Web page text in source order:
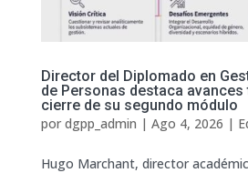
Director del Diplomado en
de Personas destaca
cierre de su segundo módulo
por dgpp_admin | Ago 4, 2026 |
Hugo Marchant, director